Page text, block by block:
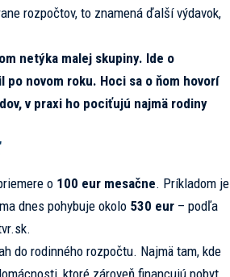
rozpočtov, to znamená ďalší výdavok,
netýka malej skupiny. Ide o
novom roku. Hoci sa o ňom hovorí
v praxi ho pociťujú najmä rodiny
o 100 eur mesačne. Príkladom je
dnes pohybuje okolo 530 eur– podľa
do rodinného rozpočtu. Najmä tam, kde